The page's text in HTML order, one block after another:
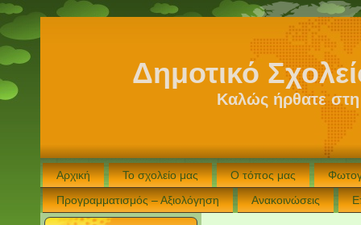
Δημοτικό
Καλώς ήρθατε
Αρχική Το σχολείο μας Ο τόπος μας
Προγραμματισμός – Αξιολόγηση
Ανακοινώσεις